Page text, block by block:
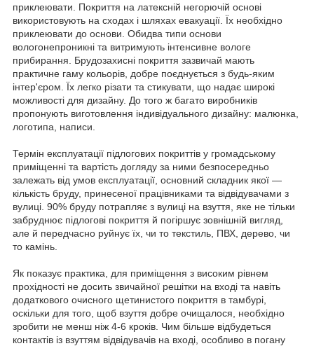
приклеювати. Покриття на латексній негорючій основі
використовують на сходах і шляхах евакуації. Їх необхідно
приклеювати до основи. Обидва типи основи
вологонепроникні та витримують інтенсивне вологе
прибирання. Брудозахисні покриття зазвичай мають
практичне гаму кольорів, добре поєднується з будь-яким
інтер'єром. Їх легко різати та стикувати, що надає широкі
можливості для дизайну. До того ж багато виробників
пропонують виготовлення індивідуального дизайну: малюнка,
логотипа, написи.
Термін експлуатації підлогових покриттів у громадському
приміщенні та вартість догляду за ними безпосередньо
залежать від умов експлуатації, основний складник якої —
кількість бруду, принесеної працівниками та відвідувачами з
вулиці. 90% бруду потрапляє з вулиці на взуття, яке не тільки
забруднює підлогові покриття й погіршує зовнішній вигляд,
але й передчасно руйнує їх, чи то текстиль, ПВХ, дерево, чи
то камінь.
Як показує практика, для приміщення з високим рівнем
прохідності не досить звичайної решітки на вході та навіть
додаткового очисного щетинистого покриття в тамбурі,
оскільки для того, щоб взуття добре очищалося, необхідно
зробити не менш ніж 4-6 кроків. Чим більше відбудеться
контактів із взуттям відвідувачів на вході, особливо в погану